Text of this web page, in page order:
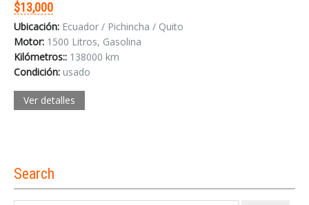
$13,000
Ubicación: Ecuador / Pichincha / Quito
Motor: 1500 Litros, Gasolina
Kilómetros:: 138000 km
Condición: usado
Ver detalles
Search